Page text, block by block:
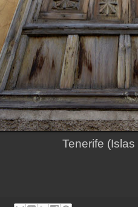
Tenerife